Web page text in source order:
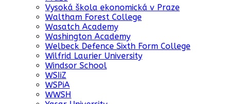
Vysoká škola ekonomická v Praze
Waltham Forest College
Wasatch Academy
Washington Academy
Welbeck Defence Sixth Form College
Wilfrid Laurier University
Windsor School
WSIiZ
WSPiA
WWSH